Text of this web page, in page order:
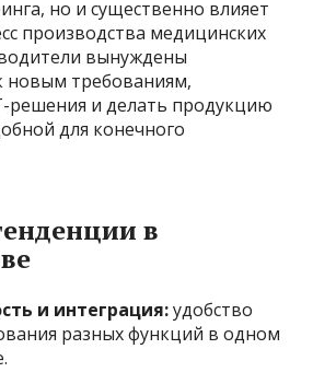
но и существенно влияет
производства медицинских
вынуждены
новым требованиям,
решения и делать продукцию
для конечного
в
и интеграция:удобство
разных функций в одном